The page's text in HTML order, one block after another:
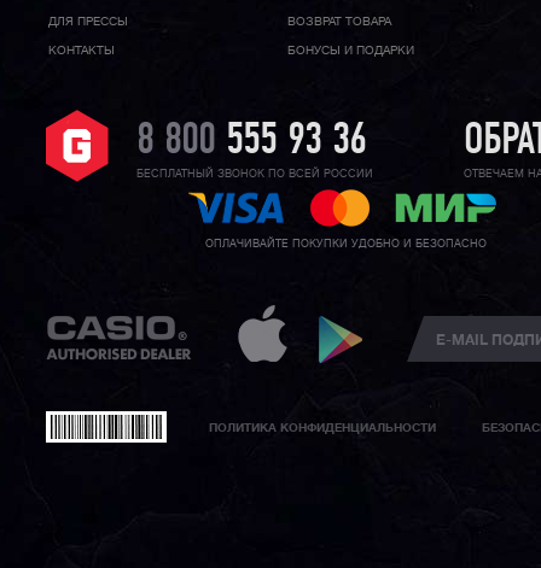
ДЛЯ ПРЕССЫ
КОНТАКТЫ
ВОЗВРАТ ТОВАРА
БОНУСЫ И ПОДАРКИ
8 800 555 93 36
БЕСПЛАТНЫЙ ЗВОНОК ПО ВСЕЙ РОССИИ ОТВЕЧАЕМ
ОПЛАЧИВАЙТЕ ПОКУПКИ УДОБНО И БЕЗОПАСНО
ПОЛИТИКА КОНФИДЕНЦИАЛЬНОСТИ